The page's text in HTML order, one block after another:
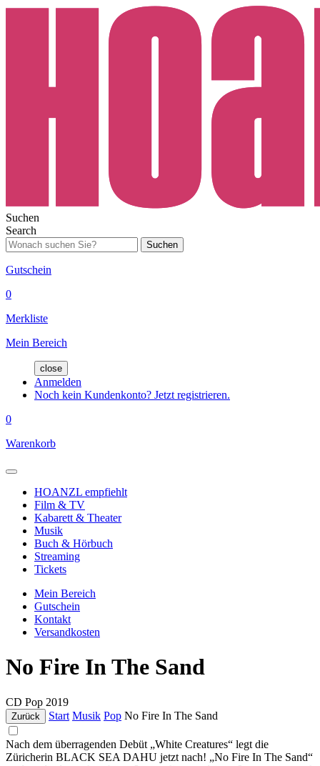
Suchen
Search
Suchen
Gutschein
0
Merkliste
Mein Bereich
close
Anmelden
Noch kein Kundenkonto? Jetzt registrieren.
0
Warenkorb
HOANZL empfiehlt
Film & TV
Kabarett & Theater
Musik
Buch & Hörbuch
Streaming
Tickets
Mein Bereich
Gutschein
Kontakt
Versandkosten
No Fire In The Sand
CD Pop 2019
Zurück Start Musik Pop No Fire In The Sand
Nach dem überragenden Debüt „White Creatures“ legt die
Züricherin BLACK SEA DAHU jetzt nach! „No Fire In The Sand“